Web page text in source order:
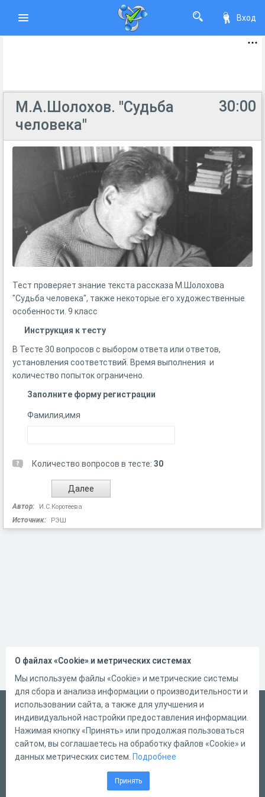
Вход
30:00
М.А.Шолохов. "Судьба
человека"
Тест проверяет знание текста рассказа М.Шолохова
"Судьба человека", также некоторые его художественные
особенности. 9 класс
Инструкция к тесту
В Тесте 30 вопросов с выбором ответа или ответов,
установления соответствий. Время выполнения и
количество попыток ограничено.
Заполните форму регистрации
Фамилия,имя
Количество вопросов в тесте: 30
Автор: И.С.Коротеева
Источник: РЭШ
Русский
Справка
Форма обратной связи
О файлах «Cookie» и метрических системах
Мы используем файлы «Cookie» и метрические системы
для сбора и анализа информации о производительности и
использовании сайта, а также для улучшения и
индивидуальной настройки предоставления информации.
Нажимая кнопку «Принять» или продолжая пользоваться
сайтом, вы соглашаетесь на обработку файлов «Cookie» и
данных метрических систем. Подробнее
Принять